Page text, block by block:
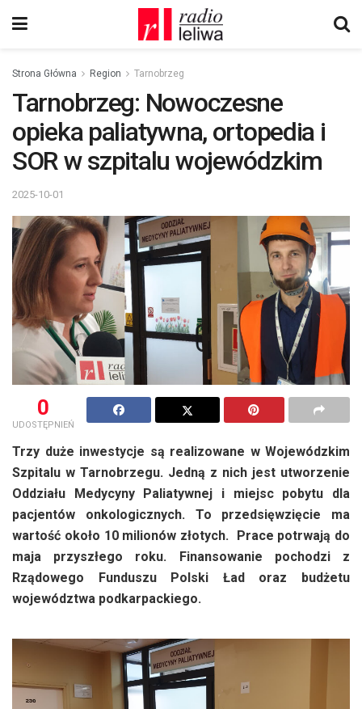
Strona Główna Region Tarnobrzeg
Tarnobrzeg: Nowoczesne
opieka paliatywna, ortopedia i
SOR w szpitalu wojewódzkim
2025-10-01
0
UDOSTĘPNIEŃ
Trzy duże inwestycje są realizowane w Wojewódzkim
Szpitalu w Tarnobrzegu. Jedną z nich jest utworzenie
Oddziału Medycyny Paliatywnej i miejsc pobytu dla
pacjentów onkologicznych. To przedsięwzięcie ma
wartość około 10 milionów złotych. Prace potrwają do
maja przyszłego roku. Finansowanie pochodzi z
Rządowego Funduszu Polski Ład oraz budżetu
województwa podkarpackiego.